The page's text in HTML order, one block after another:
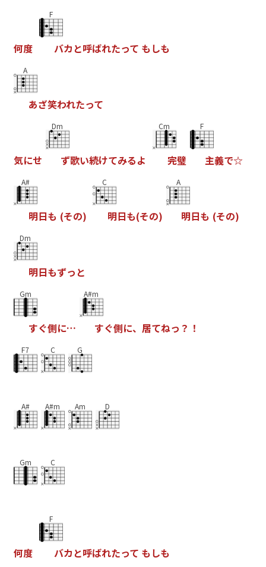
何度
F
バカ と呼ばれたって もしも
A
あざ笑われたって
気にせ
Dm
ず歌い続けてみるよ
Cm
完璧
F
主義で☆
A#
明日も (その)
C
明日も(その)
A
明日も (その)
Dm
明日もずっ と
Gm
すぐ側に…
A#m
すぐ側に、 居てねっ ？ ！
F7 C G
A# A#m Am D
Gm C
何度
F
バカ と呼ばれたって もしも